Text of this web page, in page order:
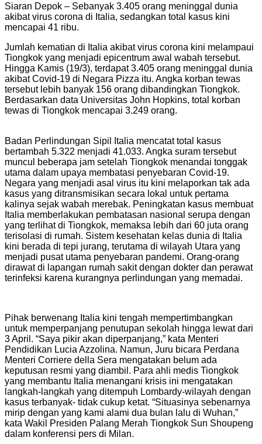
Siaran Depok – Sebanyak 3.405 orang meninggal dunia
akibat virus corona di Italia, sedangkan total kasus kini
mencapai 41 ribu.
Jumlah kematian di Italia akibat virus corona kini melampaui
Tiongkok yang menjadi epicentrum awal wabah tersebut.
Hingga Kamis (19/3), terdapat 3.405 orang meninggal dunia
akibat Covid-19 di Negara Pizza itu. Angka korban tewas
tersebut lebih banyak 156 orang dibandingkan Tiongkok.
Berdasarkan data Universitas John Hopkins, total korban
tewas di Tiongkok mencapai 3.249 orang.
Badan Perlindungan Sipil Italia mencatat total kasus
bertambah 5.322 menjadi 41.033. Angka suram tersebut
muncul beberapa jam setelah Tiongkok menandai tonggak
utama dalam upaya membatasi penyebaran Covid-19.
Negara yang menjadi asal virus itu kini melaporkan tak ada
kasus yang ditransmisikan secara lokal untuk pertama
kalinya sejak wabah merebak. Peningkatan kasus membuat
Italia memberlakukan pembatasan nasional serupa dengan
yang terlihat di Tiongkok, memaksa lebih dari 60 juta orang
terisolasi di rumah. Sistem kesehatan kelas dunia di Italia
kini berada di tepi jurang, terutama di wilayah Utara yang
menjadi pusat utama penyebaran pandemi. Orang-orang
dirawat di lapangan rumah sakit dengan dokter dan perawat
terinfeksi karena kurangnya perlindungan yang memadai.
Pihak berwenang Italia kini tengah mempertimbangkan
untuk memperpanjang penutupan sekolah hingga lewat dari
3 April. “Saya pikir akan diperpanjang,” kata Menteri
Pendidikan Lucia Azzolina. Namun, Juru bicara Perdana
Menteri Corriere della Sera mengatakan belum ada
keputusan resmi yang diambil. Para ahli medis Tiongkok
yang membantu Italia menangani krisis ini mengatakan
langkah-langkah yang ditempuh Lombardy-wilayah dengan
kasus terbanyak- tidak cukup ketat. “Situasinya sebenarnya
mirip dengan yang kami alami dua bulan lalu di Wuhan,”
kata Wakil Presiden Palang Merah Tiongkok Sun Shoupeng
dalam konferensi pers di Milan.